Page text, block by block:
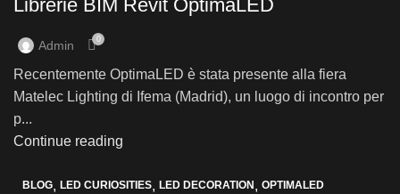
Librerie BIM Revit OptimaLED
Admin 0
Recentemente OptimaLED è stata presente alla fiera
Matelec Lighting di Ifema (Madrid), un luogo di incontro per
p...
Continue reading
BLOG, LED CURIOSITIES, LED DECORATION , OPTIMALED